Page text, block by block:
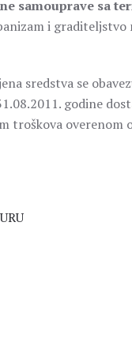
samouprave sa
i graditeljstvo
sredstva se
godine
troškova